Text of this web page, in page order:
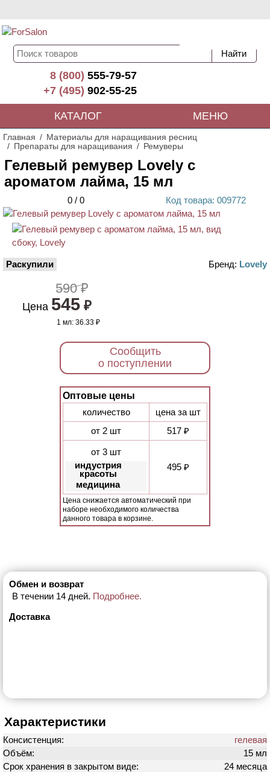
8 (800)555-79-57
+7 (495)902-55-25
КАТАЛОГ МЕНЮ
Главная
Материалы для наращивания ресниц
Препараты для наращивания
Ремуверы
Гелевый ремувер Lovely с
ароматом лайма, 15 мл
0 / 0 Код товара: 009772
Раскупили Бренд: Lovely
590 ₽
Цена 545₽
1 мл:36.33 ₽
Сообщить
о поступлении
Оптовые цены
количество
цена за шт
от 2 шт
517 ₽
от 3 шт
индустрия
красоты
медицина
495 ₽
Цена снижается автоматический при
наборе необходимого количества
данного товара в корзине.
Обмен и возврат
В течении 14 дней. Подробнее.
Доставка
Характеристики
Консистенция:
гелевая
Объём:
15 мл
Срок хранения в закрытом виде:
24 месяца